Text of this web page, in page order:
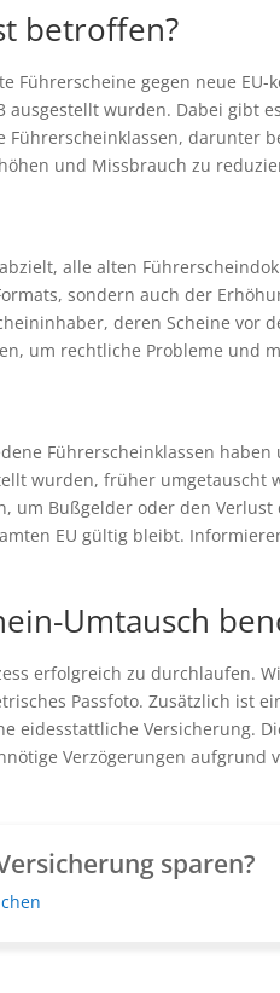
betroffen?
gegen neue EU-
wurden. Dabei gibt
darunter
und Missbrauch zu
alle alten
sondern auch der
deren Scheine vor
um rechtliche Probleme und
Führerscheinklassen
wurden, früher umgetauscht
um Bußgelder oder den
EU gültig bleibt.
Umtausch
erfolgreich zu durchlaufen.
Passfoto. Zusätzlich ist
eidesstattliche Versicherung.
Verzögerungen aufgrund
sparen?